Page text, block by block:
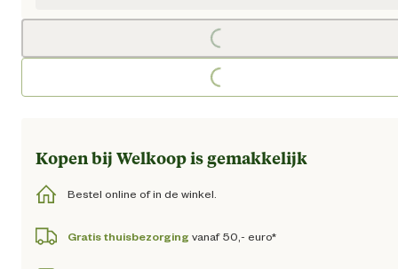
Loading...
Loading...
Kopen bij Welkoop is gemakkelijk
Bestel online of in de winkel.
Gratis thuisbezorging vanaf 50,- euro*